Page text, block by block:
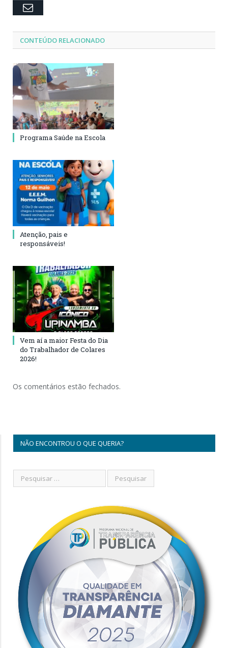
Email
CONTEÚDO RELACIONADO
Programa Saúde na Escola
Atenção, pais e
responsáveis!
Vem aí a maior Festa do Dia
do Trabalhador de Colares
2026!
Os comentários estão fechados.
NÃO ENCONTROU O QUE QUERIA?